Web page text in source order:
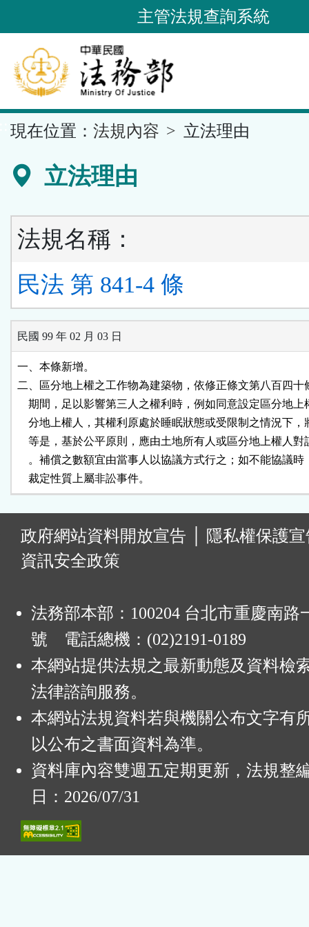
到
要
內
容
區
主管法規查詢系統
現在位置： 法規內容 立法理由
立法理由
法規名稱：
民法 第 841-4 條
民國 99 年 02 月 03 日
一、本條新增。
二、區分地上權之工作物為建築物，依修正條文第八百四
期間，足以影響第三人之權利時，例如同意設定區分地
分地上權人，其權利原處於睡眠狀態或受限制之情況下
等是，基於公平原則，應由土地所有人或區分地上權人
。補償之數額宜由當事人以協議方式行之；如不能協議
    裁定性質上屬非訟事件。
政府網站資料開放宣告
隱私權保護
資訊安全政策
法務部本部：100204 台北市重慶南路
號 電話總機：(02)2191-0189
本網站提供法規之最新動態及資料檢
法律諮詢服務。
本網站法規資料若與機關公布文字有
以公布之書面資料為準。
資料庫內容雙週五定期更新，法規整
日：2026/07/31